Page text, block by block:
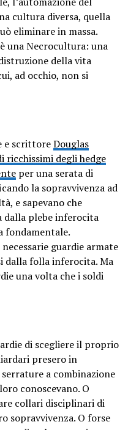
cultura diversa, quella
eliminare in massa.
una Necrocultura: una
della vita
ad occhio, non si
e scrittoreDouglas
ricchissimi degli hedge
per una serata di
la sopravvivenza ad
e sapevano che
dalla plebe inferocita
fondamentale.
guardie armate
dalla folla inferocita. Ma
una volta che i soldi
di scegliere il proprio
presero in
a combinazione
conoscevano. O
collari disciplinari di
sopravvivenza. O forse